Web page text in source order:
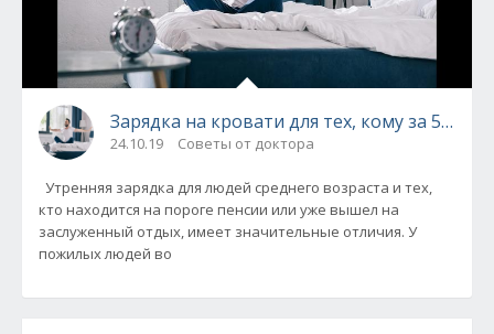
Зарядка на кровати для тех, кому за 50 -
24.10.19 Советы от доктора
Утренняя зарядка для людей среднего возраста и тех,
кто находится на пороге пенсии или уже вышел на
заслуженный отдых, имеет значительные отличия. У
пожилых людей во